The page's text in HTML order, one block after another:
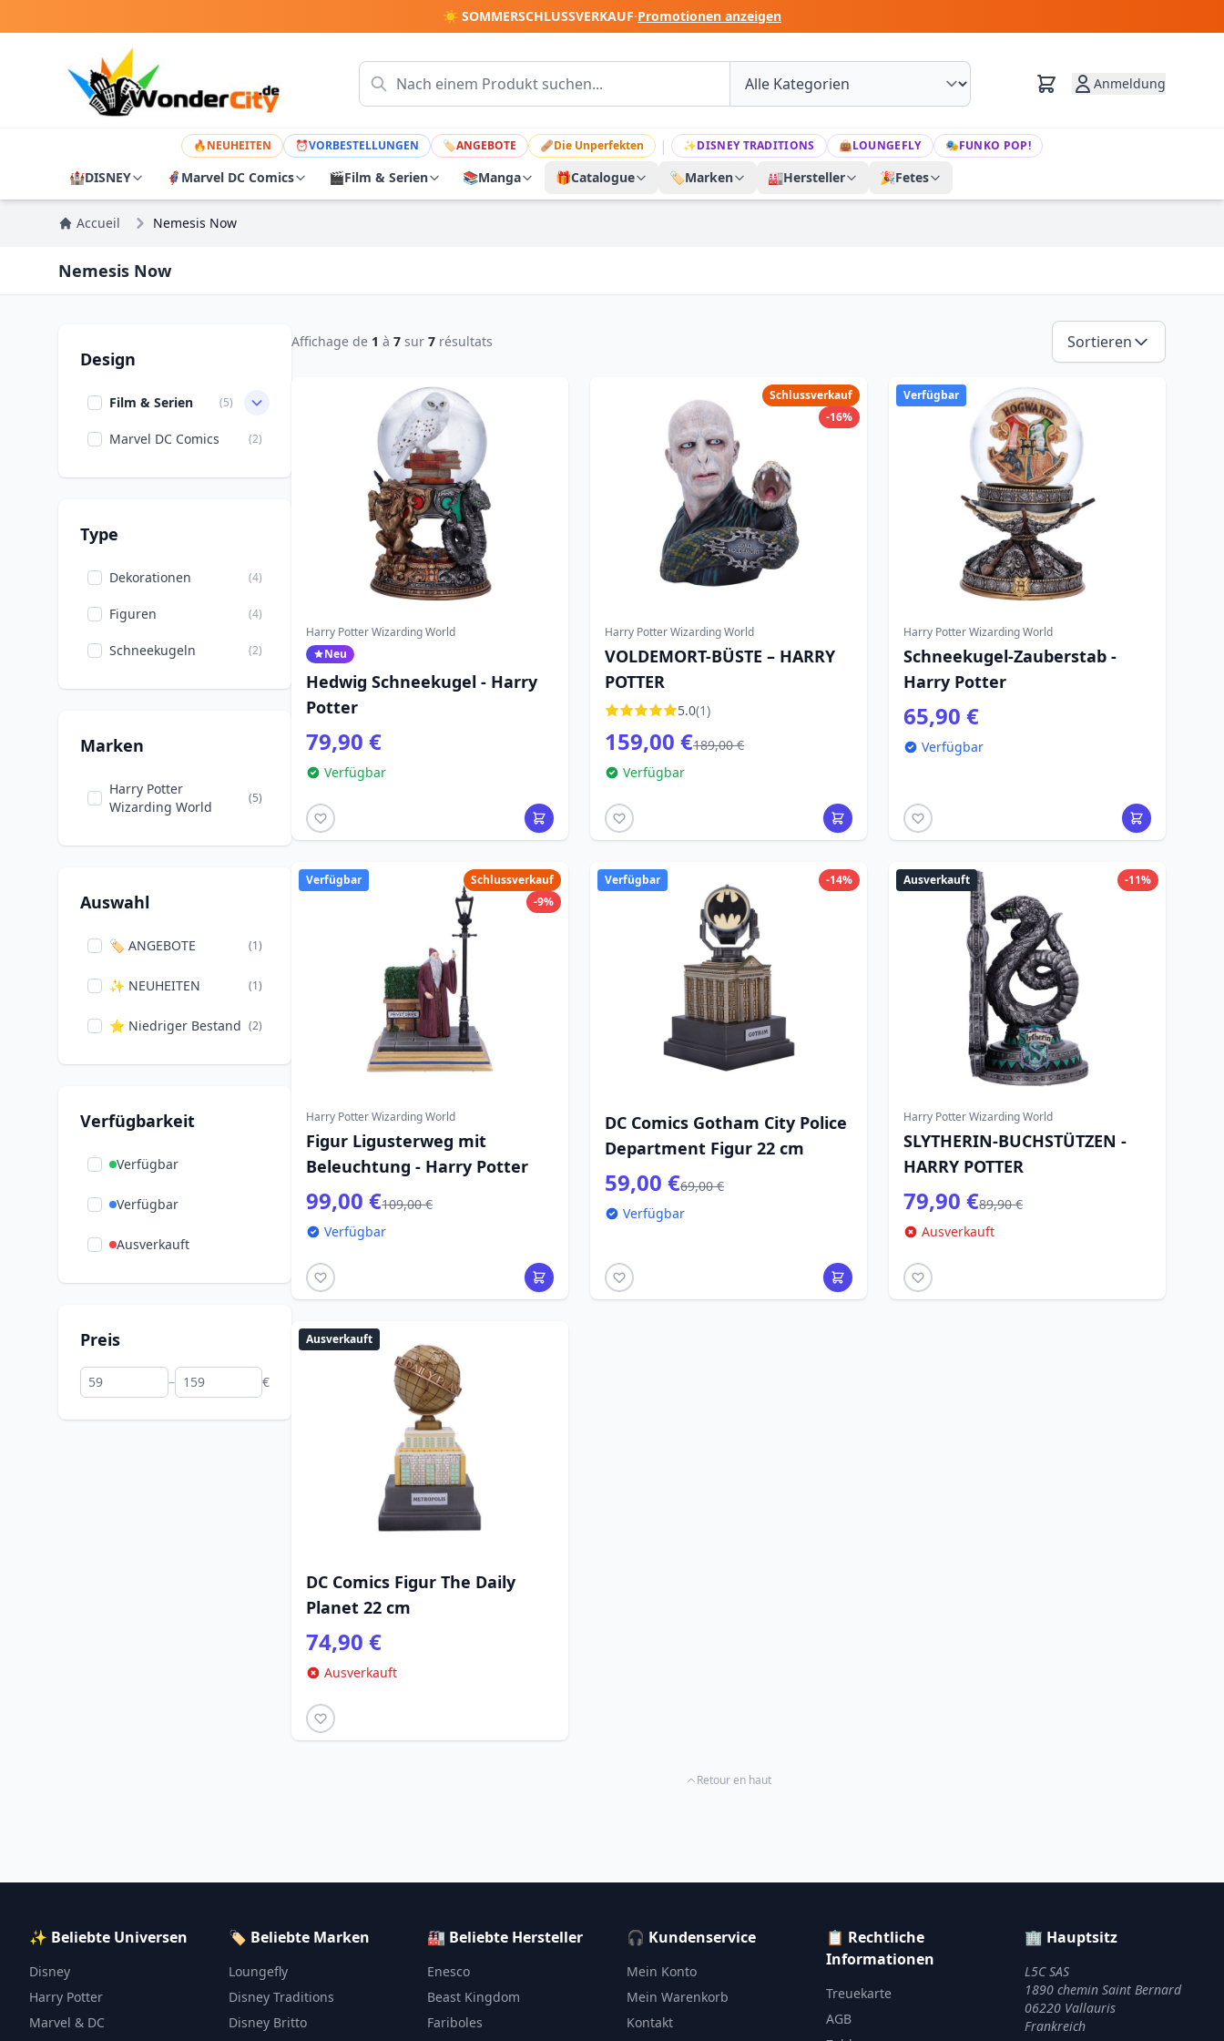
☀️ SOMMERSCHLUSSVERKAUF·Promotionen anzeigen
Anmeldung
🔥NEUHEITEN ⏰VORBESTELLUNGEN 🏷ANGEBOTE 🩹Die Unperfekten | ✨DISNEY TRADITIONS 👜LOUNGEFLY 🎭FUNKO POP!
🏰DISNEY 🦸 Marvel DC Comics 🎬Film & Serien 📚Manga 🎁Catalogue 🏷️Marken 🏭Hersteller 🎉Fetes
Accueil Nemesis Now
Nemesis Now
Design
Film & Serien (5)
Marvel DC Comics (2)
Type
Dekorationen (4)
Figuren (4)
Schneekugeln (2)
Marken
Harry Potter
Wizarding World
(5)
Auswahl
🏷️ ANGEBOTE (1)
✨ NEUHEITEN (1)
⭐ Niedriger Bestand (2)
Verfügbarkeit
Verfügbar
Verfügbar
Ausverkauft
Preis
– €
Affichage de 1 à 7 sur 7 résultats Sortieren
Harry Potter Wizarding World
Neu
Hedwig Schneekugel - Harry
Potter
79,90 €
Verfügbar
Schlussverkauf
-16%
Harry Potter Wizarding World
VOLDEMORT-BÜSTE – HARRY
POTTER
5.0(1)
159,00 €189,00 €
Verfügbar
Verfügbar
Harry Potter Wizarding World
Schneekugel-Zauberstab -
Harry Potter
65,90 €
Verfügbar
Schlussverkauf
-9%
Verfügbar
Harry Potter Wizarding World
Figur Ligusterweg mit
Beleuchtung - Harry Potter
99,00 €109,00 €
Verfügbar
-14%
Verfügbar
DC Comics Gotham City Police
Department Figur 22 cm
59,00 €69,00 €
Verfügbar
-11%
Ausverkauft
Harry Potter Wizarding World
SLYTHERIN-BUCHSTÜTZEN -
HARRY POTTER
79,90 €89,90 €
Ausverkauft
Ausverkauft
DC Comics Figur The Daily
Planet 22 cm
74,90 €
Ausverkauft
Retour en haut
✨ Beliebte Universen
Disney
Harry Potter
Marvel & DC
🏷️ Beliebte Marken
Loungefly
Disney Traditions
Disney Britto
🏭 Beliebte Hersteller
Enesco
Beast Kingdom
Fariboles
🎧 Kundenservice
Mein Konto
Mein Warenkorb
Kontakt
📋 Rechtliche
Informationen
Treuekarte
AGB
🏢 Hauptsitz
L5C SAS
1890 chemin Saint Bernard
06220 Vallauris
Frankreich